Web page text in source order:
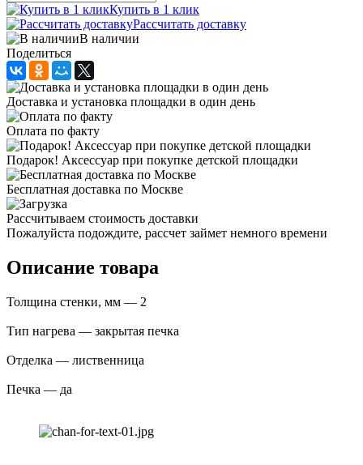
Купить в 1 клик
Рассчитать доставку
В наличии
Поделиться
Доставка и установка площадки в один день
Оплата по факту
Подарок! Аксессуар при покупке детской площадки
Бесплатная доставка по Москве
Рассчитываем стоимость доставки
Пожалуйста подождите, рассчет займет немного времени
Описание товара
Толщина стенки, мм — 2
Тип нагрева — закрытая печка
Отделка — лиственница
Печка — да